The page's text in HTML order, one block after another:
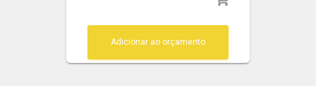
Adicionar ao orçamento